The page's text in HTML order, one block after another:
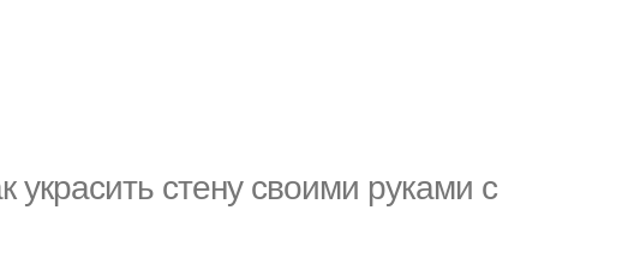
украсить стену своими руками с